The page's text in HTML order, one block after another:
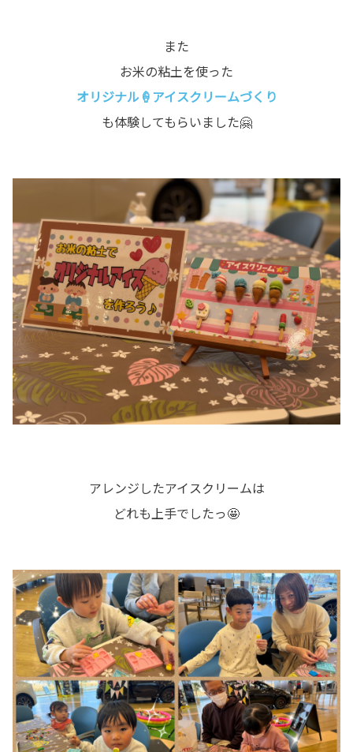
また
お米の粘土を使った
オリジナル🍦アイスクリームづくり
も体験してもらいました🤗
アレンジしたアイスクリームは
どれも上手でしたっ🤩